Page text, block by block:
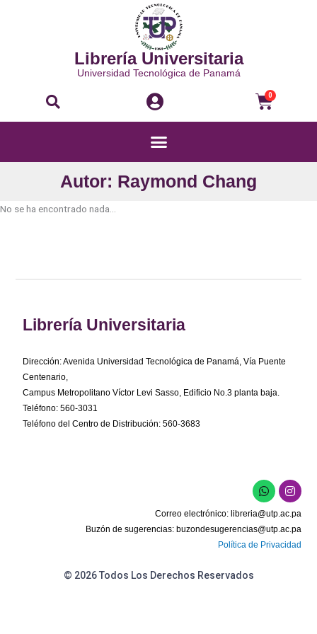
Librería Universitaria
Universidad Tecnológica de Panamá
Buscar 0
Menú
Autor: Raymond Chang
No se ha encontrado nada...
Librería Universitaria
Dirección: Avenida Universidad Tecnológica de Panamá, Vía Puente
Centenario,
Campus Metropolitano Víctor Levi Sasso, Edificio No.3 planta baja.
Teléfono: 560-3031
Teléfono del Centro de Distribución: 560-3683
W
h
a
t
s
a
p
I
n
s
t
a
g
r
Correo electrónico: libreria@utp.ac.pa
Buzón de sugerencias: buzondesugerencias@utp.ac.pa
Política de Privacidad
© 2026 Todos Los Derechos Reservados